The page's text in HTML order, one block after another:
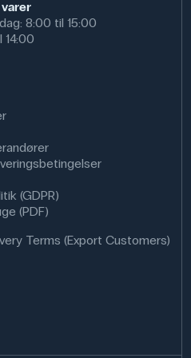
8:00 til 15:00
14:00
(GDPR)
(PDF)
Terms (Export Customers)